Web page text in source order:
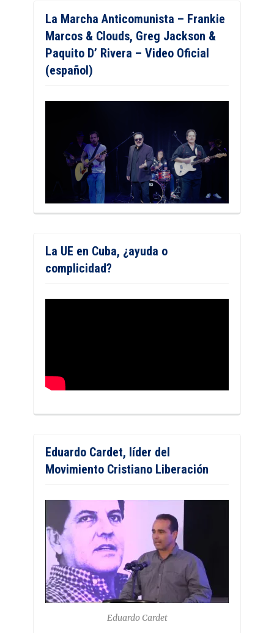
La Marcha Anticomunista – Frankie
Marcos & Clouds, Greg Jackson &
Paquito D’ Rivera – Video Oficial
(español)
La UE en Cuba, ¿ayuda o
complicidad?
Eduardo Cardet, líder del
Movimiento Cristiano Liberación
Eduardo Cardet